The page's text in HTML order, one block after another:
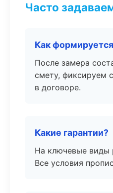
Часто
Как
После замера
смету, фиксируем
в договоре.
Какие гарантии?
На ключевые виды
Все условия